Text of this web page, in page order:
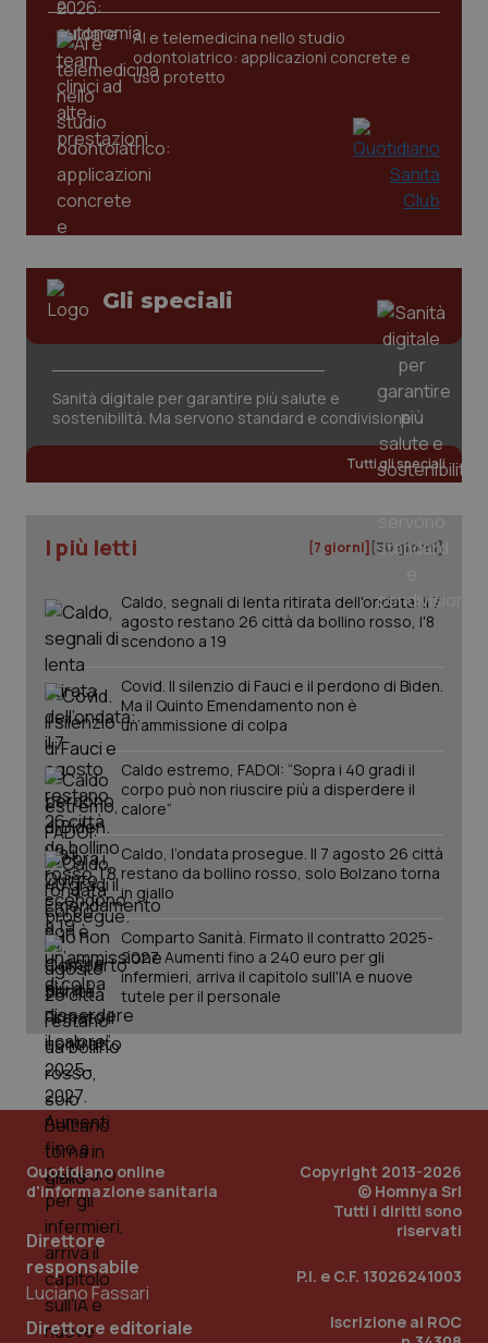
AI e telemedicina nello studio
odontoiatrico: applicazioni concrete e
uso protetto
Gli speciali
Sanità digitale per garantire più salute e
sostenibilità. Ma servono standard e condivisione
Tutti gli speciali
I più letti [7 giorni] [30 giorni]
Caldo, segnali di lenta ritirata dell'ondata: il 7
agosto restano 26 città da bollino rosso, l'8
scendono a 19
Covid. Il silenzio di Fauci e il perdono di Biden.
Ma il Quinto Emendamento non è
un’ammissione di colpa
Caldo estremo, FADOI: “Sopra i 40 gradi il
corpo può non riuscire più a disperdere il
calore”
Caldo, l’ondata prosegue. Il 7 agosto 26 città
restano da bollino rosso, solo Bolzano torna
in giallo
Comparto Sanità. Firmato il contratto 2025-
2027. Aumenti fino a 240 euro per gli
infermieri, arriva il capitolo sull'IA e nuove
tutele per il personale
Quotidiano online
d'informazione sanitaria
Direttore
responsabile
Luciano Fassari
Direttore editoriale
Copyright 2013-2026
© Homnya Srl
Tutti i diritti sono
riservati
P.I. e C.F. 13026241003
Iscrizione al ROC
session-id
www.quotidianosanita.it
_ga
Google LLC
1
PHPSESSID
PHP.net
www.quotidianosanita.it
_ga_KM60CM4NPH .quotidianosanita.it
1
mese